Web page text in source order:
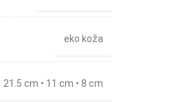
eko koža
21.5 cm • 11 cm • 8 cm